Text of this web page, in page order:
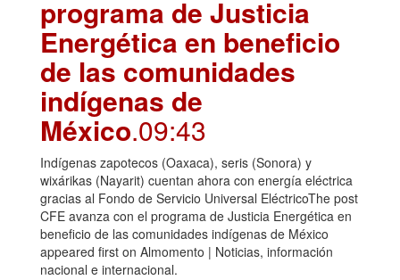
programa de Justicia
Energética en beneficio
de las comunidades
indígenas de
México.09:43
Indígenas zapotecos (Oaxaca), seris (Sonora) y
wixárikas (Nayarit) cuentan ahora con energía eléctrica
gracias al Fondo de Servicio Universal EléctricoThe post
CFE avanza con el programa de Justicia Energética en
beneficio de las comunidades indígenas de México
appeared first on Almomento | Noticias, información
nacional e internacional.